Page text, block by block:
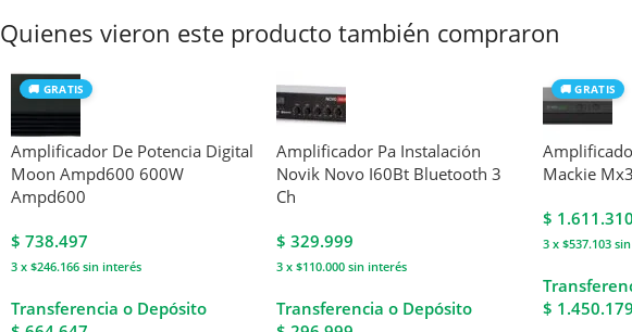
Quienes vieron este producto también compraron
🚚 GRATIS
Amplificador De Potencia Digital
Moon Ampd600 600W
Ampd600
$ 738.497
3 x $246.166 sin interés
Transferencia o Depósito
Amplificador Pa Instalación
Novik Novo I60Bt Bluetooth 3
Ch
$ 329.999
3 x $110.000 sin interés
Transferencia o Depósito
🚚 GRATIS
Mackie
$ 1.611.310
3 x $537.103sin
$ 1.450.179